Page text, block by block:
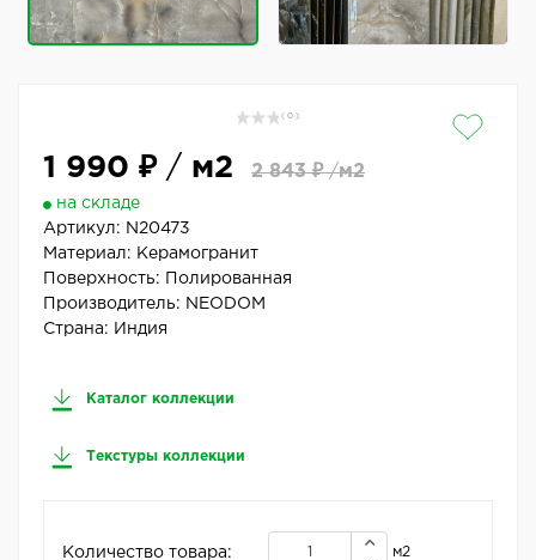
( 0 )
1 990 ₽/ м2 2 843 ₽/м2
на складе
Артикул: N20473
Материал: Керамогранит
Поверхность:
Полированная
Производитель: NEODOM
Страна: Индия
Каталог коллекции
Текстуры коллекции
Количество товара: м2